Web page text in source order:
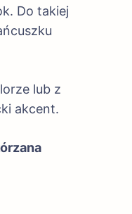
Do takiej
lub z
akcent.